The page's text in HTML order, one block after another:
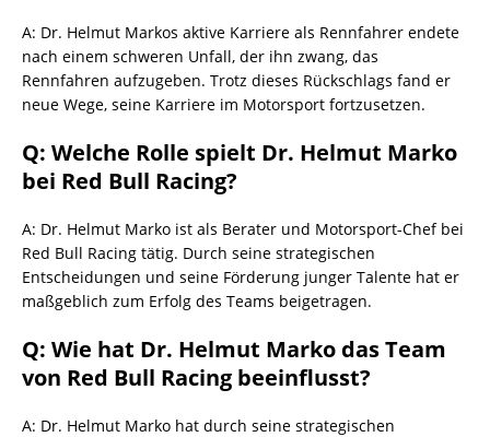
A: Dr. Helmut Markos aktive Karriere als Rennfahrer endete
nach einem schweren Unfall, der ihn zwang, das
Rennfahren aufzugeben. Trotz dieses Rückschlags fand er
neue Wege, seine Karriere im Motorsport fortzusetzen.
Q: Welche Rolle spielt Dr. Helmut Marko
bei Red Bull Racing?
A: Dr. Helmut Marko ist als Berater und Motorsport-Chef bei
Red Bull Racing tätig. Durch seine strategischen
Entscheidungen und seine Förderung junger Talente hat er
maßgeblich zum Erfolg des Teams beigetragen.
Q: Wie hat Dr. Helmut Marko das Team
von Red Bull Racing beeinflusst?
A: Dr. Helmut Marko hat durch seine strategischen